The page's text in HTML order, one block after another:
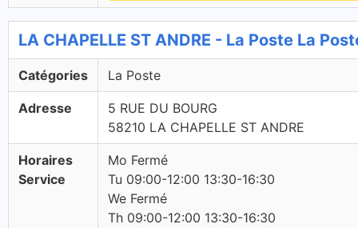
LA CHAPELLE ST ANDRE - La Poste La
Catégories La Poste
Adresse
5 RUE DU BOURG
58210 LA CHAPELLE ST ANDRE
Horaires
Service
Mo Fermé
Tu 09:00-12:00 13:30-16:30
We Fermé
Th 09:00-12:00 13:30-16:30